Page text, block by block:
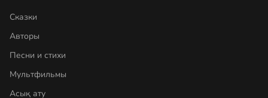
Сказки
Авторы
Песни и стихи
Мультфильмы
Асық ату